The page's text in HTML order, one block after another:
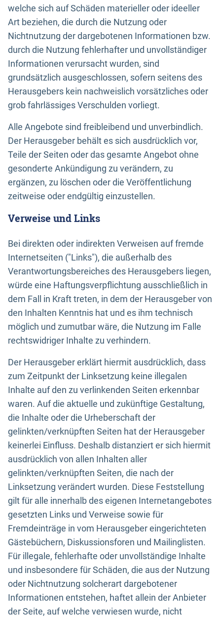
welche sich auf Schäden materieller oder ideeller
Art beziehen, die durch die Nutzung oder
Nichtnutzung der dargebotenen Informationen bzw.
durch die Nutzung fehlerhafter und unvollständiger
Informationen verursacht wurden, sind
grundsätzlich ausgeschlossen, sofern seitens des
Herausgebers kein nachweislich vorsätzliches oder
grob fahrlässiges Verschulden vorliegt.
Alle Angebote sind freibleibend und unverbindlich.
Der Herausgeber behält es sich ausdrücklich vor,
Teile der Seiten oder das gesamte Angebot ohne
gesonderte Ankündigung zu verändern, zu
ergänzen, zu löschen oder die Veröffentlichung
zeitweise oder endgültig einzustellen.
Verweise und Links
Bei direkten oder indirekten Verweisen auf fremde
Internetseiten ("Links"), die außerhalb des
Verantwortungsbereiches des Herausgebers liegen,
würde eine Haftungsverpflichtung ausschließlich in
dem Fall in Kraft treten, in dem der Herausgeber von
den Inhalten Kenntnis hat und es ihm technisch
möglich und zumutbar wäre, die Nutzung im Falle
rechtswidriger Inhalte zu verhindern.
Der Herausgeber erklärt hiermit ausdrücklich, dass
zum Zeitpunkt der Linksetzung keine illegalen
Inhalte auf den zu verlinkenden Seiten erkennbar
waren. Auf die aktuelle und zukünftige Gestaltung,
die Inhalte oder die Urheberschaft der
gelinkten/verknüpften Seiten hat der Herausgeber
keinerlei Einfluss. Deshalb distanziert er sich hiermit
ausdrücklich von allen Inhalten aller
gelinkten/verknüpften Seiten, die nach der
Linksetzung verändert wurden. Diese Feststellung
gilt für alle innerhalb des eigenen Internetangebotes
gesetzten Links und Verweise sowie für
Fremdeinträge in vom Herausgeber eingerichteten
Gästebüchern, Diskussionsforen und Mailinglisten.
Für illegale, fehlerhafte oder unvollständige Inhalte
und insbesondere für Schäden, die aus der Nutzung
oder Nichtnutzung solcherart dargebotener
Informationen entstehen, haftet allein der Anbieter
der Seite, auf welche verwiesen wurde, nicht